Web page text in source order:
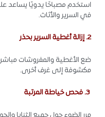
استخدم مصباحًا يدويًا يساعد
في السرير والأثاث.
2. إزالة أغطية السرير بحذر
ضع الأغطية والمفروشات
مكشوفة إلى غرف أخرى.
مرر الضوء حول جميع الثنايا